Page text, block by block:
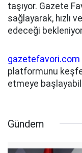
taşıyor. Gazete
sağlayarak, hızlı
edeceği
gazetefavori.com
platformunu
etmeye
Gündem